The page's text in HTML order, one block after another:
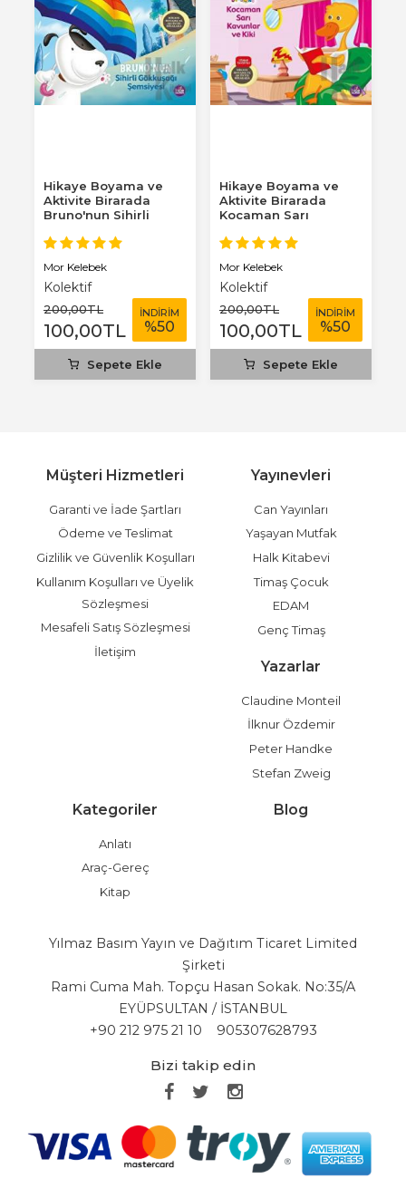
Hikaye Boyama ve
Aktivite Birarada
Bruno'nun Sihirli
Şemsiyesi...
Mor Kelebek
Kolektif
200,00TL
100,00TL
İNDİRİM
%50
Sepete Ekle
Hikaye Boyama ve
Aktivite Birarada
Kocaman Sarı
Hikaye...
Mor Kelebek
Kolektif
200,00TL
100,00TL
İNDİRİM
%50
Sepete Ekle
Müşteri Hizmetleri
Garanti ve İade Şartları
Ödeme ve Teslimat
Gizlilik ve Güvenlik Koşulları
Kullanım Koşulları ve Üyelik
Sözleşmesi
Mesafeli Satış Sözleşmesi
İletişim
Yayınevleri
Can Yayınları
Yaşayan Mutfak
Halk Kitabevi
Timaş Çocuk
EDAM
Genç Timaş
Yazarlar
Claudine Monteil
İlknur Özdemir
Peter Handke
Stefan Zweig
Kategoriler
Anlatı
Araç-Gereç
Kitap
Blog
Yılmaz Basım Yayın ve Dağıtım Ticaret Limited
Şirketi
Rami Cuma Mah. Topçu Hasan Sokak. No:35/A
EYÜPSULTAN / İSTANBUL
+90 212 975 21 10
905307628793
Bizi takip edin